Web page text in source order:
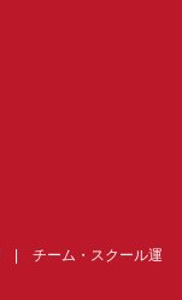
チーム・スクール運